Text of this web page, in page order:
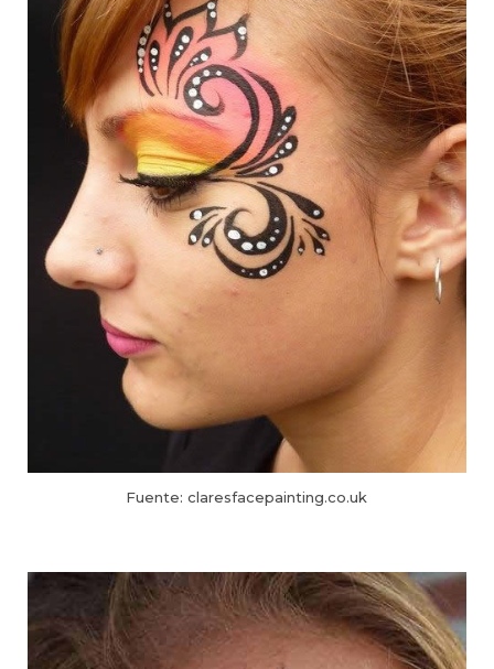
Fuente: claresfacepainting.co.uk